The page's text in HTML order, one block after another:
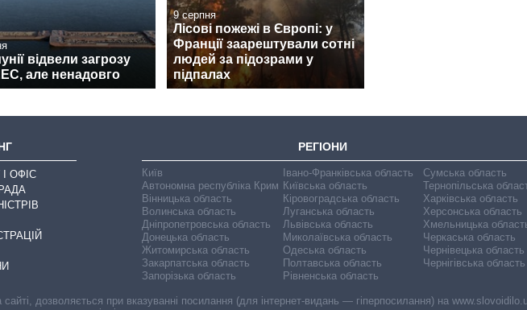
відвели загрозу
але ненадовго
9 серпня
Лісові пожежі в Європі: у
Франції заарештували сотні
людей за підозрами у
підпалах
ОФІС
РЕГІОНИ
Київ
Автономна республіка Крим
Вінницька область
Волинська область
Дніпропетровська область
Донецька область
Житомирська область
Закарпатська область
Запорізька область
Івано-Франківська область
Київська область
Кіровоградська область
Луганська область
Львівська область
Миколаївська область
Одеська область
Полтавська область
Рівненська область
Сумська область
Тернопільська
Харківська область
Херсонська область
Хмельницька
Черкаська область
Чернівецька область
Чернігівська область
дозволяється при вказуванні посилання (для інтернет-видань — гіперпосилання) на